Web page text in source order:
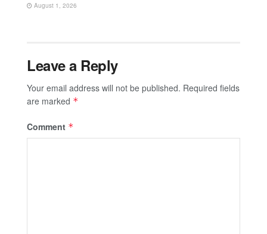
August 1, 2026
Leave a Reply
Your email address will not be published. Required fields
are marked *
Comment *